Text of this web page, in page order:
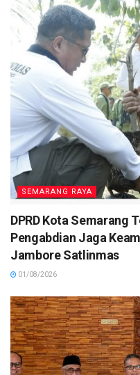
SEMARANG RAYA
DPRD Kota Semarang
Pengabdian Jaga
Jambore Satlinmas
01/08/2026